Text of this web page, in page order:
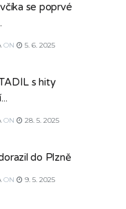
se poprvé
ON 5. 6. 2025
s hity
ON 28. 5. 2025
do Plzně
ON 9. 5. 2025